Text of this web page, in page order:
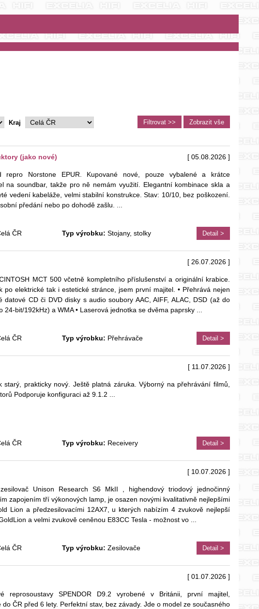
Kraj
(jako nové) [ 05.08.2026 ]
repro Norstone EPUR. Kupované nové, pouze vybalené a krátce
na soundbar, takže pro ně nemám využití. Elegantní kombinace skla a
vedení kabeláže, velmi stabilní konstrukce. Stav: 10/10, bez poškození.
předání nebo po dohodě zašlu. ...
ČR Typ výrobku: Stojany, stolky Detail >
[ 26.07.2026 ]
MCT 500 včetně kompletního příslušenství a originální krabice.
elektrické tak i estetické stránce, jsem první majitel. • Přehrává nejen
datové CD či DVD disky s audio soubory AAC, AIFF, ALAC, DSD (až do
24-bit/192kHz) a WMA • Laserová jednotka se dvěma paprsky ...
ČR Typ výrobku: Přehrávače Detail >
[ 11.07.2026 ]
starý, prakticky nový. Ještě platná záruka. Výborný na přehrávání filmů,
Podporuje konfiguraci až 9.1.2 ...
ČR Typ výrobku: Receivery Detail >
[ 10.07.2026 ]
Unison Research S6 MkII , highendový triodový jednočinný
zapojením tří výkonových lamp, je osazen novými kvalitativně nejlepšími
Lion a předzesilovacími 12AX7, u kterých nabízím 4 zvukově nejlepší
a velmi zvukově ceněnou E83CC Tesla - možnost vo ...
ČR Typ výrobku: Zesilovače Detail >
[ 01.07.2026 ]
reprosoustavy SPENDOR D9.2 vyrobené v Británii, první majitel,
ČR před 6 lety. Perfektní stav, bez závady. Jde o model ze současného